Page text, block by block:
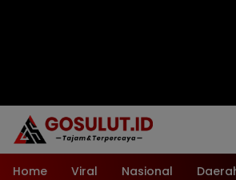
Home Viral Nasional